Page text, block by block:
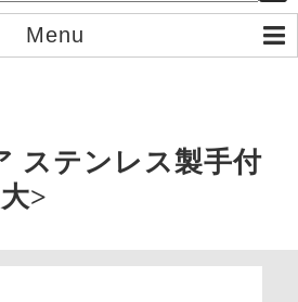
Menu
ステンレス製手付
>